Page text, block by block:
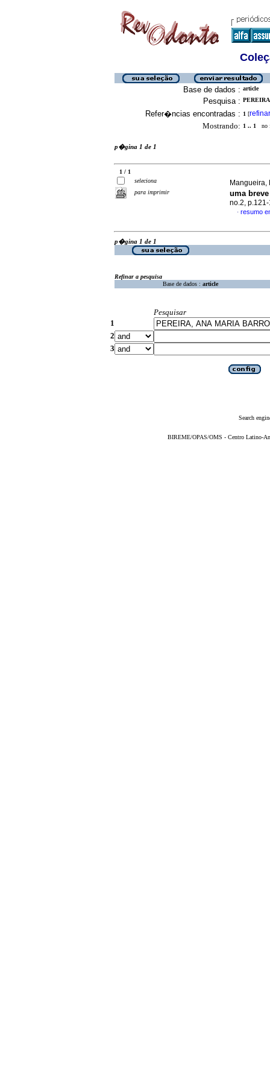
Base de dados : article
Pesquisa :
Refer�ncias encontradas : 1 [refinar
Mostrando: 1 .. 1 no
p�gina 1 de 1
1 / 1
seleciona
para imprimir
Mangueira,
uma
no.2,
· resumo
p�gina 1 de 1
Refinar a pesquisa
Base de dados : article
Pesquisar
1
2
3
Search
BIREME/OPAS/OMS - Centro Latino-